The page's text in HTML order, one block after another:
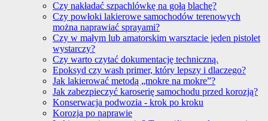
Czy nakładać szpachlówkę na gołą blachę?
Czy powłoki lakierowe samochodów terenowych
można naprawiać sprayami?
Czy w małym lub amatorskim warsztacie jeden pistolet
wystarczy?
Czy warto czytać dokumentację techniczną.
Epoksyd czy wash primer, który lepszy i dlaczego?
Jak lakierować metodą „mokre na mokre”?
Jak zabezpieczyć karoserię samochodu przed korozją?
Konserwacja podwozia - krok po kroku
Korozja po naprawie